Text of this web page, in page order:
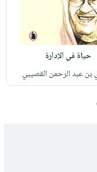
حياة في الإدارة
بن عبد الرحمن القصيبي